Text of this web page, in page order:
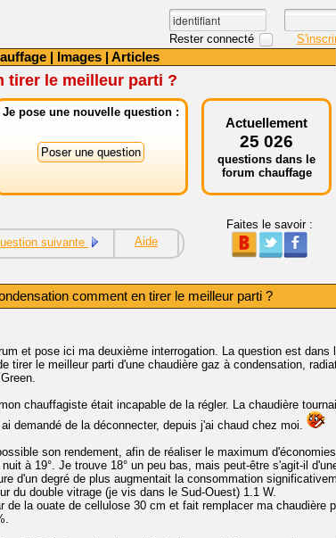
Rester connecté
| Images | Articles
tirer le meilleur parti ?
Je pose une nouvelle question :
Actuellement
25 026
questions dans le
forum chauffage
suivante Aide
Faites le savoir :
comment en tirer le meilleur parti ?
et pose ici ma deuxième interrogation. La question est dans
tirer le meilleur parti d'une chaudière gaz à condensation,
chauffagiste était incapable de la régler. La chaudière
demandé de la déconnecter, depuis j'ai chaud chez moi.
son rendement, afin de réaliser le maximum
à 19°. Je trouve 18° un peu bas, mais peut-être s'agit-il
d'un degré de plus augmentait la consommation
du double vitrage (je vis dans le Sud-Ouest) 1.1 W.
de la ouate de cellulose 30 cm et fait remplacer ma chaudière